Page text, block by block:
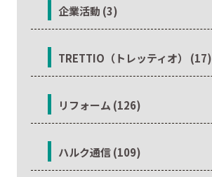
企業活動 (3)
TRETTIO（トレッティオ） (17)
リフォーム (126)
ハルク通信 (109)